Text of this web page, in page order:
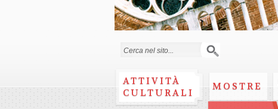
Form di ricerca
ATTIVITÀ
CULTURALI
MOSTRE